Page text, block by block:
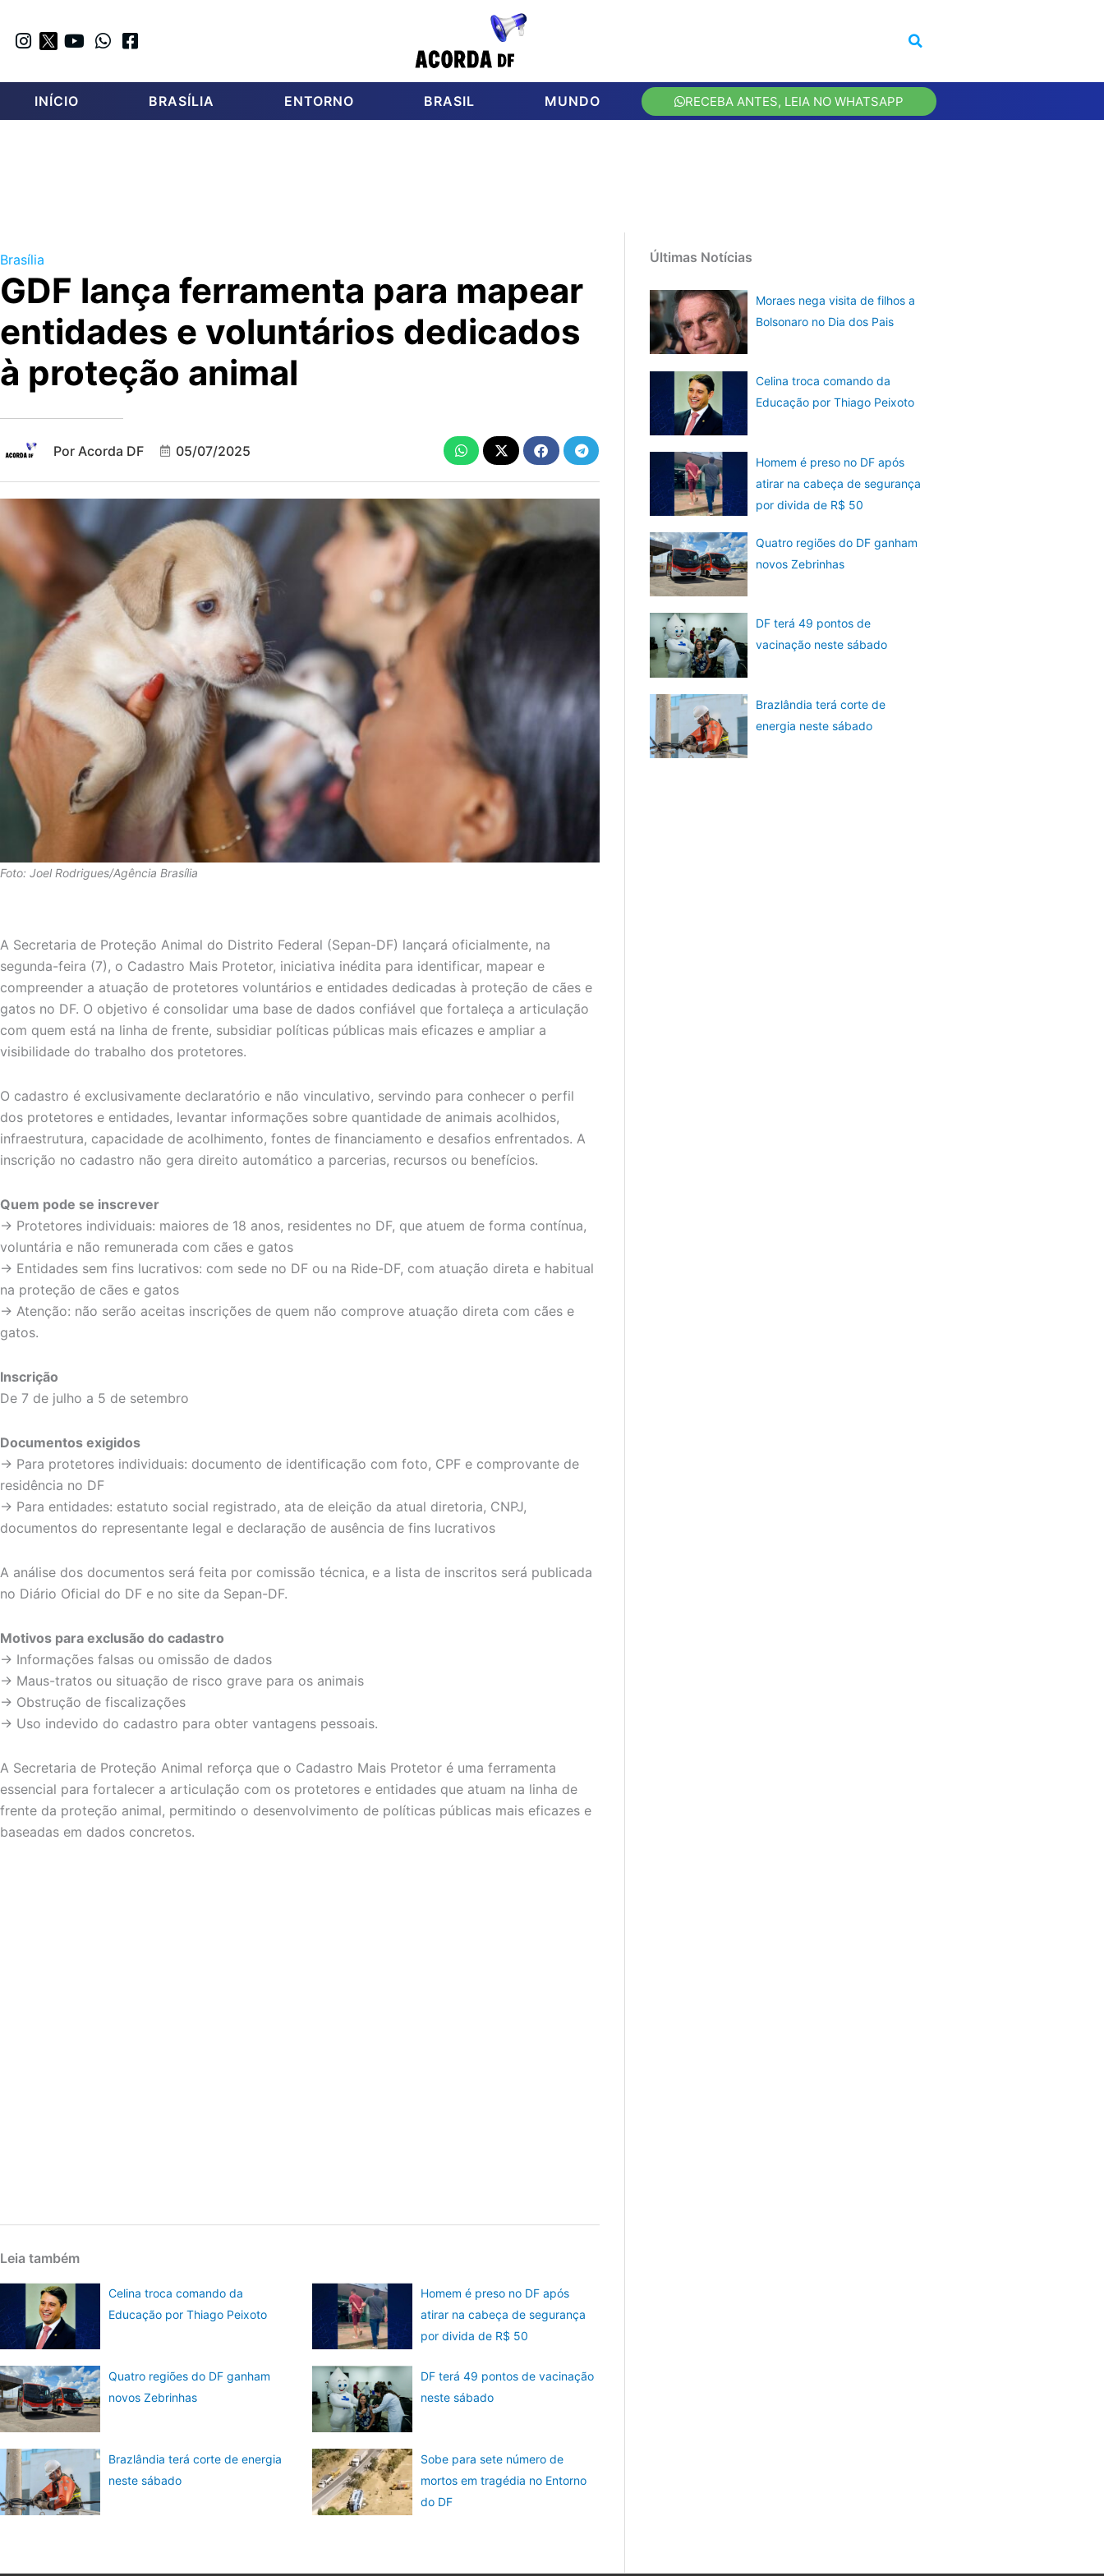
INÍCIO BRASÍLIA ENTORNO BRASIL MUNDO RECEBA ANTES, LEIA NO WHATSAPP
Brasília
GDF lança ferramenta para mapear
entidades e voluntários dedicados
à proteção animal
Por Acorda DF 05/07/2025
Foto: Joel Rodrigues/Agência Brasília
A Secretaria de Proteção Animal do Distrito Federal (Sepan-DF) lançará oficialmente, na
segunda-feira (7), o Cadastro Mais Protetor, iniciativa inédita para identificar, mapear e
compreender a atuação de protetores voluntários e entidades dedicadas à proteção de cães e
gatos no DF. O objetivo é consolidar uma base de dados confiável que fortaleça a articulação
com quem está na linha de frente, subsidiar políticas públicas mais eficazes e ampliar a
visibilidade do trabalho dos protetores.
O cadastro é exclusivamente declaratório e não vinculativo, servindo para conhecer o perfil
dos protetores e entidades, levantar informações sobre quantidade de animais acolhidos,
infraestrutura, capacidade de acolhimento, fontes de financiamento e desafios enfrentados. A
inscrição no cadastro não gera direito automático a parcerias, recursos ou benefícios.
Quem pode se inscrever
→ Protetores individuais: maiores de 18 anos, residentes no DF, que atuem de forma contínua,
voluntária e não remunerada com cães e gatos
→ Entidades sem fins lucrativos: com sede no DF ou na Ride-DF, com atuação direta e habitual
na proteção de cães e gatos
→ Atenção: não serão aceitas inscrições de quem não comprove atuação direta com cães e
gatos.
Inscrição
De 7 de julho a 5 de setembro
Documentos exigidos
→ Para protetores individuais: documento de identificação com foto, CPF e comprovante de
residência no DF
→ Para entidades: estatuto social registrado, ata de eleição da atual diretoria, CNPJ,
documentos do representante legal e declaração de ausência de fins lucrativos
A análise dos documentos será feita por comissão técnica, e a lista de inscritos será publicada
no Diário Oficial do DF e no site da Sepan-DF.
Motivos para exclusão do cadastro
→ Informações falsas ou omissão de dados
→ Maus-tratos ou situação de risco grave para os animais
→ Obstrução de fiscalizações
→ Uso indevido do cadastro para obter vantagens pessoais.
A Secretaria de Proteção Animal reforça que o Cadastro Mais Protetor é uma ferramenta
essencial para fortalecer a articulação com os protetores e entidades que atuam na linha de
frente da proteção animal, permitindo o desenvolvimento de políticas públicas mais eficazes e
baseadas em dados concretos.
Leia também
Celina troca comando da
Educação por Thiago Peixoto
Homem é preso no DF após
atirar na cabeça de segurança
por divida de R$ 50
Quatro regiões do DF ganham
novos Zebrinhas
DF terá 49 pontos de vacinação
neste sábado
Brazlândia terá corte de energia
neste sábado
Sobe para sete número de
mortos em tragédia no Entorno
do DF
Últimas Notícias
Moraes nega visita de filhos a
Bolsonaro no Dia dos Pais
Celina troca comando da
Educação por Thiago Peixoto
Homem é preso no DF após
atirar na cabeça de segurança
por divida de R$ 50
Quatro regiões do DF ganham
novos Zebrinhas
DF terá 49 pontos de
vacinação neste sábado
Brazlândia terá corte de
energia neste sábado